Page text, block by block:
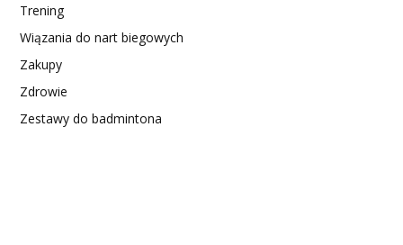
Trening
Wiązania do nart biegowych
Zakupy
Zdrowie
Zestawy do badmintona